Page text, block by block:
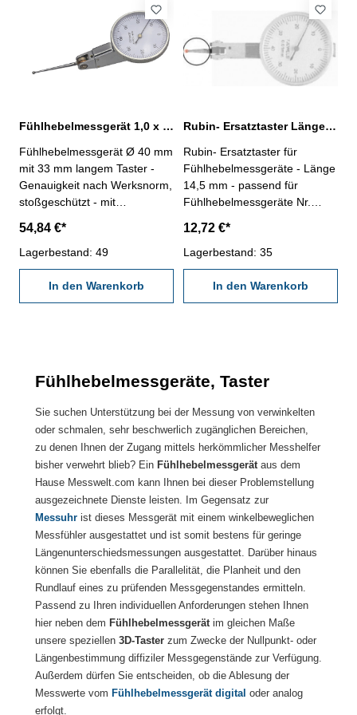
Behältnis / Kasten Bezifferung:
0-40-0 mmAblesung: 0,01 mm
Messbereich: 0,8 mm
Behältnis / Kasten Bezifferung:
0-50-0 mmAblesung: 0,01 mm
Messbereich: 1,0 mm
Fühlhebelmessgerät 1,0 x 0,01 mm Ø 40 mm mit 33 mm langem Taster
Fühlhebelmessgerät Ø 40 mm
mit 33 mm langem Taster -
Genauigkeit nach Werksnorm,
stoßgeschützt - mit
Messeinsatz Ø 2 mm -
automatische Umkehr der
Messrichtung - mit
Schwalbenschwanzführungen
für Einspannschaft Ø 6 mm
54,84 €*
Lagerbestand: 49
In den Warenkorb
Rubin- Ersatztaster Länge 14,5 mm für Fühlhebelmessgeräte
Rubin- Ersatztaster für
Fühlhebelmessgeräte - Länge
14,5 mm - passend für
Fühlhebelmessgeräte Nr.
12,72 €*
Lagerbestand: 35
In den Warenkorb
Fühlhebelmessgeräte, Taster
Sie suchen Unterstützung bei der Messung von verwinkelten
oder schmalen, sehr beschwerlich zugänglichen Bereichen,
zu denen Ihnen der Zugang mittels herkömmlicher Messhelfer
bisher verwehrt blieb? Ein Fühlhebelmessgerät aus dem
Hause Messwelt.com kann Ihnen bei dieser Problemstellung
ausgezeichnete Dienste leisten. Im Gegensatz zur
Messuhr ist dieses Messgerät mit einem winkelbeweglichen
Messfühler ausgestattet und ist somit bestens für geringe
Längenunterschiedsmessungen ausgestattet. Darüber hinaus
können Sie ebenfalls die Parallelität, die Planheit und den
Rundlauf eines zu prüfenden Messgegenstandes ermitteln.
Passend zu Ihren individuellen Anforderungen stehen Ihnen
hier neben dem Fühlhebelmessgerät im gleichen Maße
unsere speziellen 3D-Taster zum Zwecke der Nullpunkt- oder
Längenbestimmung diffiziler Messgegenstände zur Verfügung.
Außerdem dürfen Sie entscheiden, ob die Ablesung der
Messwerte vom Fühlhebelmessgerät digital oder analog
erfolgt.